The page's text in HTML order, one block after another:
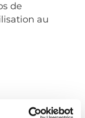
de
au
par: Nom